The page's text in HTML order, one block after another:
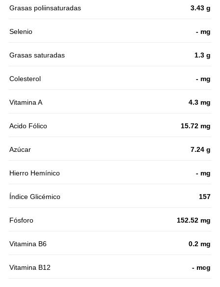
Grasas poliinsaturadas 3.43 g
Selenio - mg
Grasas saturadas 1.3 g
Colesterol - mg
Vitamina A 4.3 mg
Acido Fólico 15.72 mg
Azúcar 7.24 g
Hierro Hemínico - mg
Índice Glicémico 157
Fósforo 152.52 mg
Vitamina B6 0.2 mg
Vitamina B12 - mcg